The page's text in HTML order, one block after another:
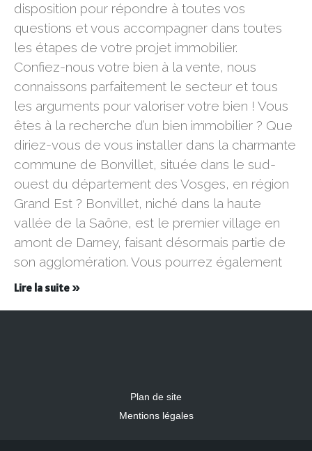
disposition pour répondre à toutes vos
questions et vous accompagner dans toutes
les étapes de votre projet immobilier.
Confiez-nous votre bien à la vente, nous
connaissons parfaitement le secteur et tous
les arguments pour valoriser votre bien ! Vous
êtes à la recherche d’un bien immobilier ? Que
diriez-vous de vous installer dans la charmante
commune de Bonvillet, située dans le sud-
ouest du département des Vosges, en région
Grand Est ? Bonvillet, niché dans la haute
vallée de la Saône, est le premier village en
amont de Darney, faisant désormais partie de
son agglomération. Vous pourrez également
Lire la suite »
Plan de site
Mentions légales